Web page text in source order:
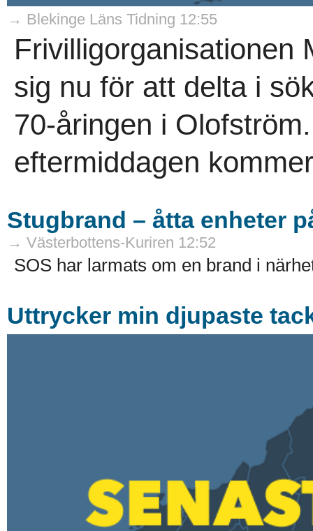
→ Blekinge Läns Tidning 12:55
Frivilligorganisationen
sig nu för att delta i
70-åringen i
eftermiddagen
Stugbrand – åtta enheter
→ Västerbottens-Kuriren 12:52
SOS har larmats om en brand i
Uttrycker min djupaste